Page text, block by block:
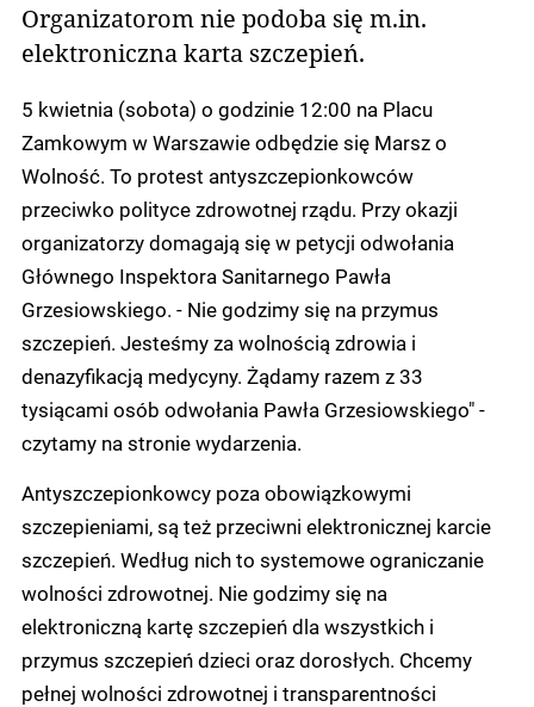
Organizatorom nie podoba się m.in.
elektroniczna karta szczepień.
5 kwietnia (sobota) o godzinie 12:00 na Placu
Zamkowym w Warszawie odbędzie się Marsz o
Wolność. To protest antyszczepionkowców
przeciwko polityce zdrowotnej rządu. Przy okazji
organizatorzy domagają się w petycji odwołania
Głównego Inspektora Sanitarnego Pawła
Grzesiowskiego. - Nie godzimy się na przymus
szczepień. Jesteśmy za wolnością zdrowia i
denazyfikacją medycyny. Żądamy razem z 33
tysiącami osób odwołania Pawła Grzesiowskiego" -
czytamy na stronie wydarzenia.
Antyszczepionkowcy poza obowiązkowymi
szczepieniami, są też przeciwni elektronicznej karcie
szczepień. Według nich to systemowe ograniczanie
wolności zdrowotnej. Nie godzimy się na
elektroniczną kartę szczepień dla wszystkich i
przymus szczepień dzieci oraz dorosłych. Chcemy
pełnej wolności zdrowotnej i transparentności